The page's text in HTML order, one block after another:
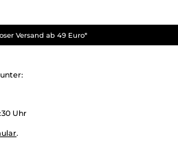
Versand ab 49 Euro*
Uhr
.